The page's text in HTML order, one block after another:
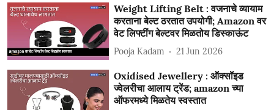
Weight Lifting Belt : वजनाचे व्यायाम
करताना बेल्ट ठरतात उपयोगी; Amazon वर
वेट लिफ्टींग बेल्टवर मिळतोय डिस्काऊंट
Pooja Kadam 21 Jun 2026
Oxidised Jewellery : ऑक्सॉइड
ज्वेलरीचा आलाय ट्रेंड; amazon च्या
ऑफरमध्ये मिळतेय स्वस्तात